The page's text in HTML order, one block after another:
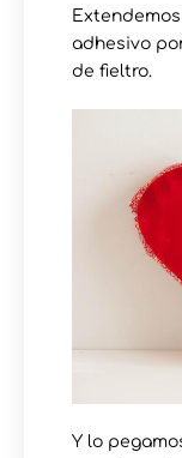
adhesivo
de fieltro.
Y lo